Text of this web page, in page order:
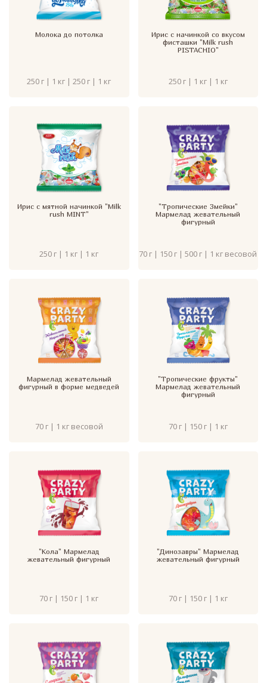
Молока до потолка
250 г | 1 кг | 250 г | 1 кг
Ирис с начинкой со вкусом
фисташки "Milk rush
PISTACHIO"
250 г | 1 кг | 1 кг
Ирис с мятной начинкой "Milk
rush MINT"
250 г | 1 кг | 1 кг
"Тропические Змейки"
Мармелад жевательный
фигурный
70 г | 150 г | 500 г | 1 кг весовой
Мармелад жевательный
фигурный в форме медведей
70 г | 1 кг весовой
"Тропические фрукты"
Мармелад жевательный
фигурный
70 г | 150 г | 1 кг
"Кола" Мармелад
жевательный фигурный
70 г | 150 г | 1 кг
"Динозавры" Мармелад
жевательный фигурный
70 г | 150 г | 1 кг